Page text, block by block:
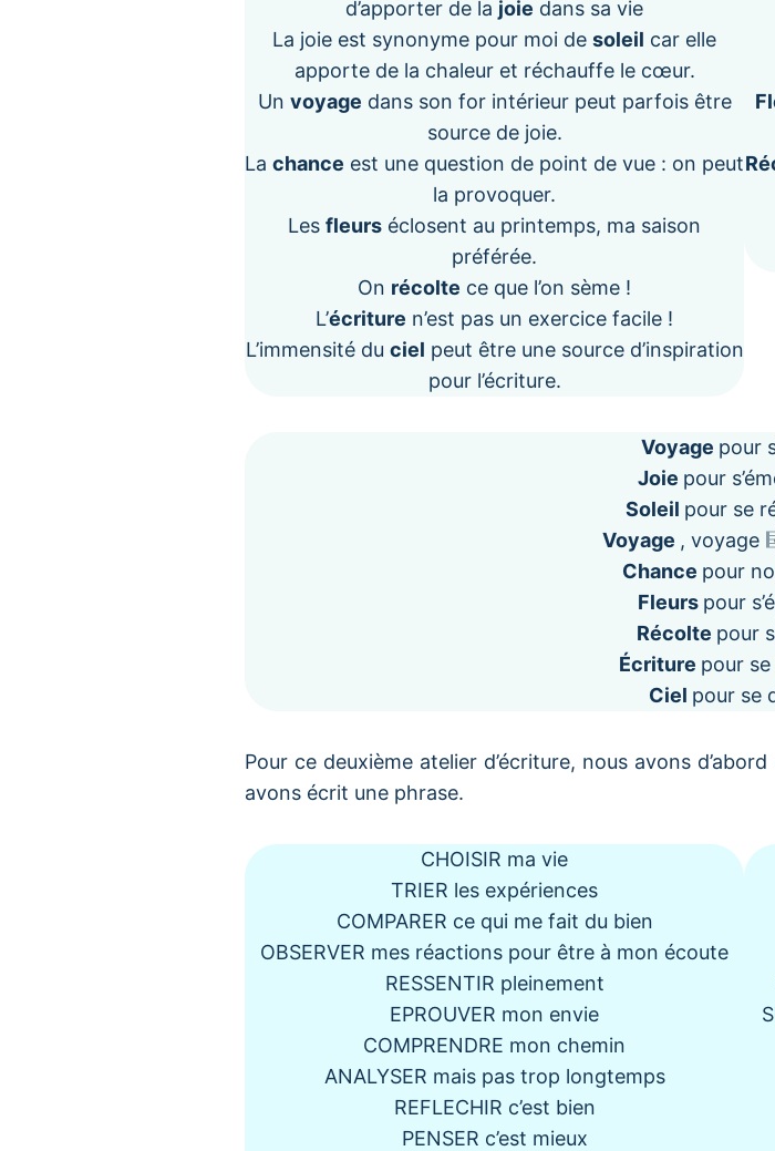
d’apporter de la joie dans sa vie
La joie est synonyme pour moi de soleil car elle
apporte de la chaleur et réchauffe le cœur.
Un voyage dans son for intérieur peut parfois être
source de joie.
La chance est une question de point de vue : on peut
la provoquer.
Les fleurs éclosent au printemps, ma saison
préférée.
On récolte ce que l’on sème !
L’écriture n’est pas un exercice facile !
L’immensité du ciel peut être une source d’inspiration
pour l’écriture.
Voyage pour
Joie pour
Soleil pour se
Voyage , voyage
Chance pour
Fleurs pour
Récolte pour
Écriture pour
Ciel pour se
Pour ce deuxième atelier d’écriture, nous avons
avons écrit une phrase.
CHOISIR ma vie
TRIER les expériences
COMPARER ce qui me fait du bien
OBSERVER mes réactions pour être à mon écoute
RESSENTIR pleinement
EPROUVER mon envie
COMPRENDRE mon chemin
ANALYSER mais pas trop longtemps
REFLECHIR c’est bien
PENSER c’est mieux